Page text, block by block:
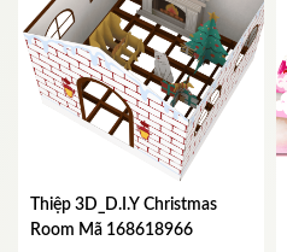
Thiệp 3D_D.I.Y Christmas
Room Mã 168618966